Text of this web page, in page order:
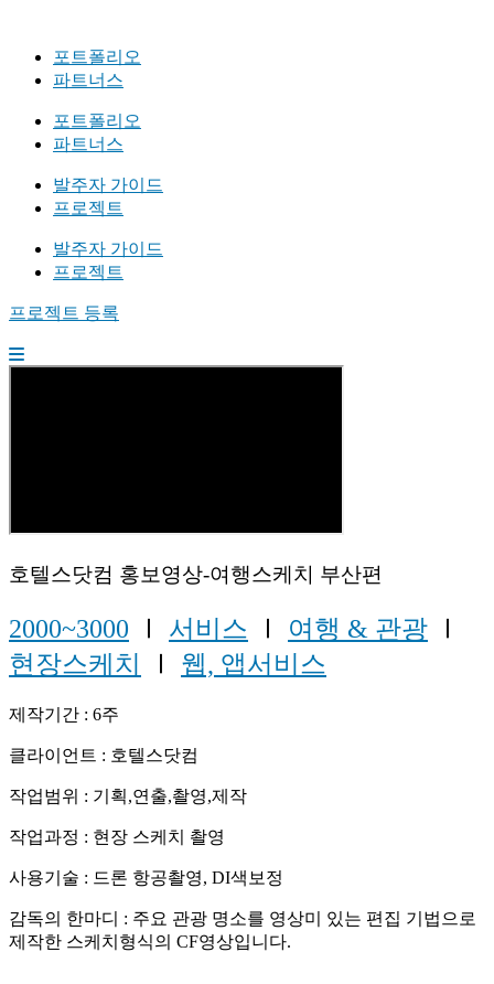
포트폴리오
파트너스
포트폴리오
파트너스
발주자 가이드
프로젝트
발주자 가이드
프로젝트
프로젝트 등록
호텔스닷컴 홍보영상-여행스케치 부산편
2000~3000 Ⅰ 서비스 Ⅰ 여행 & 관광 Ⅰ
현장스케치
Ⅰ 웹, 앱서비스
제작기간 : 6주
클라이언트 : 호텔스닷컴
작업범위 : 기획,연출,촬영,제작
작업과정 : 현장 스케치 촬영
사용기술 : 드론 항공촬영, DI색보정
감독의 한마디 : 주요 관광 명소를 영상미 있는 편집 기법으로
제작한 스케치형식의 CF영상입니다.